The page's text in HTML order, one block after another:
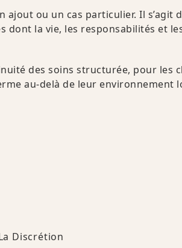
ajout ou un cas particulier. Il s’agit
dont la vie, les responsabilités et
des soins structurée, pour les
au-delà de leur environnement
Discrétion